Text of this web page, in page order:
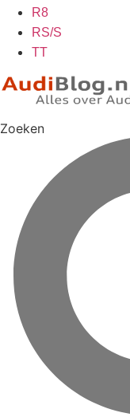
R8
RS/S
TT
Zoeken